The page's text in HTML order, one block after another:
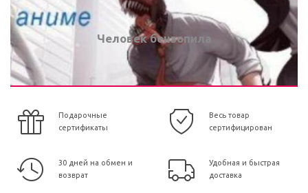
Человек бензопила
Подарочные
сертификаты
Весь товар
сертифицирован
30 дней на обмен и
возврат
Удобная и быстрая
доставка